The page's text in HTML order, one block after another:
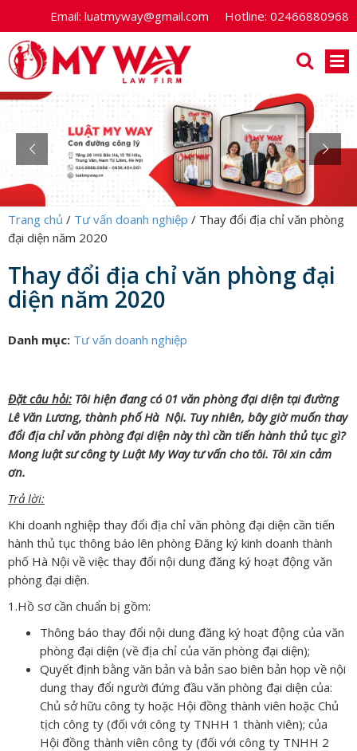
Email: luatmyway@gmail.com Hotline: 02466880968
Trang chủ / Tư vấn doanh nghiệp / Thay đổi địa chỉ văn phòng
đại diện năm 2020
Thay đổi địa chỉ văn phòng đại
diện năm 2020
Danh mục: Tư vấn doanh nghiệp
Đặt câu hỏi: Tôi hiện đang có 01 văn phòng đại diện tại đường
Lê Văn Lương, thành phố Hà Nội. Tuy nhiên, bây giờ muốn thay
đổi địa chỉ văn phòng đại diện này thì cần tiến hành thủ tục gì?
Mong luật sư công ty Luật My Way tư vấn cho tôi. Tôi xin cảm
ơn.
Trả lời:
Khi doanh nghiệp thay đổi địa chỉ văn phòng đại diện cần tiến
hành thủ tục thông báo lên phòng Đăng ký kinh doanh thành
phố Hà Nội về việc thay đổi nội dung đăng ký hoạt động văn
phòng đại diện.
1.Hồ sơ cần chuẩn bị gồm:
Thông báo thay đổi nội dung đăng ký hoạt động của văn
phòng đại diện (về địa chỉ của văn phòng đại diện);
Quyết định bằng văn bản và bản sao biên bản họp về nội
dung thay đổi người đứng đầu văn phòng đại diện của:
Chủ sở hữu công ty hoặc Hội đồng thành viên hoặc Chủ
tịch công ty (đối với công ty TNHH 1 thành viên); của
Hội đồng thành viên công ty (đối với công ty TNHH 2